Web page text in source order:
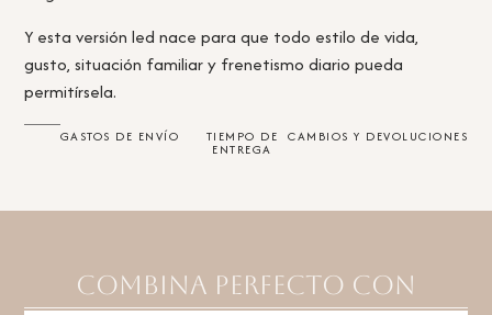
Y esta versión led nace para que todo estilo de vida,
gusto, situación familiar y frenetismo diario pueda
permitírsela.
GASTOS DE ENVÍO TIEMPO DE
ENTREGA
CAMBIOS Y DEVOLUCIONES
Combina perfecto con